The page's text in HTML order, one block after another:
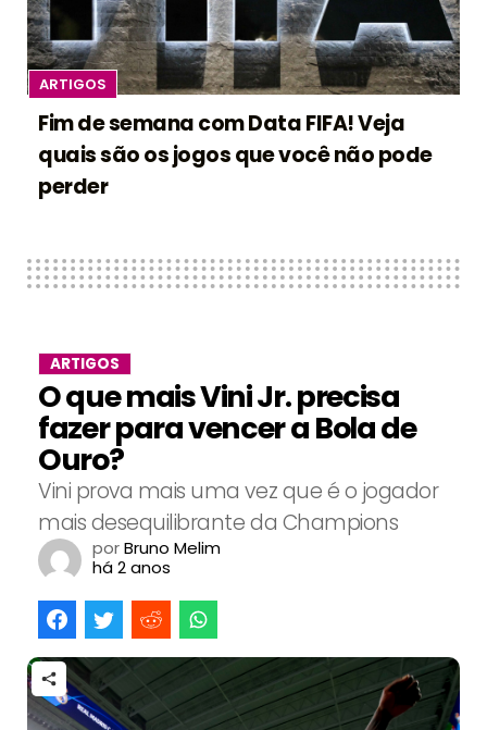
ARTIGOS
Fim de semana com Data FIFA! Veja
quais são os jogos que você não pode
perder
ARTIGOS
O que mais Vini Jr. precisa
fazer para vencer a Bola de
Ouro?
Vini prova mais uma vez que é o jogador
mais desequilibrante da Champions
porBruno Melim
há 2 anos